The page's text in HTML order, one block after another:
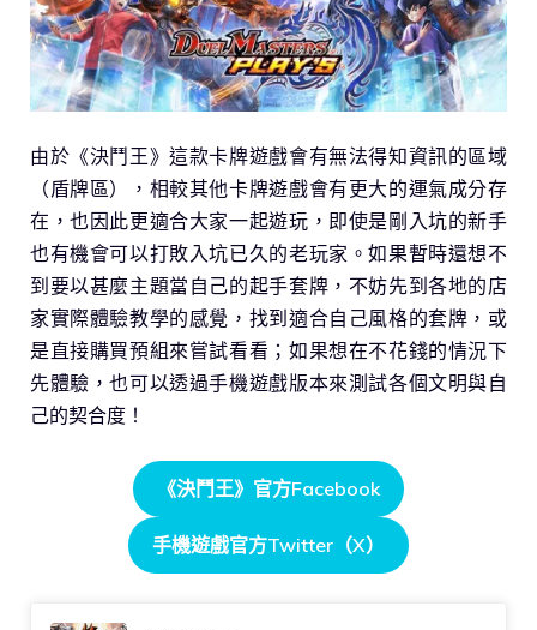
由於《決鬥王》這款卡牌遊戲會有無法得知資訊的區域
（盾牌區），相較其他卡牌遊戲會有更大的運氣成分存
在，也因此更適合大家一起遊玩，即使是剛入坑的新手
也有機會可以打敗入坑已久的老玩家。如果暫時還想不
到要以甚麼主題當自己的起手套牌，不妨先到各地的店
家實際體驗教學的感覺，找到適合自己風格的套牌，或
是直接購買預組來嘗試看看；如果想在不花錢的情況下
先體驗，也可以透過手機遊戲版本來測試各個文明與自
己的契合度！
《決鬥王》官方Facebook
手機遊戲官方Twitter（X）